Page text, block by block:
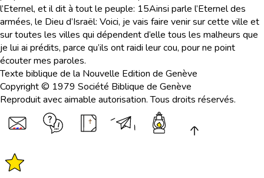
l’Eternel, et il dit à tout le peuple: 15Ainsi parle l’Eternel des
armées, le Dieu d’Israël: Voici, je vais faire venir sur cette ville et
sur toutes les villes qui dépendent d’elle tous les malheurs que
je lui ai prédits, parce qu’ils ont raidi leur cou, pour ne point
écouter mes paroles.
Texte biblique de la Nouvelle Edition de Genève
Copyright © 1979 Société Biblique de Genève
Reproduit avec aimable autorisation. Tous droits réservés.